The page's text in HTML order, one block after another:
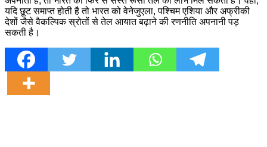
यदि छूट समाप्त होती है तो भारत को वेनेजुएला, पश्चिम एशिया और अफ्रीकी
देशों जैसे वैकल्पिक स्रोतों से तेल आयात बढ़ाने की रणनीति अपनानी पड़
सकती है।